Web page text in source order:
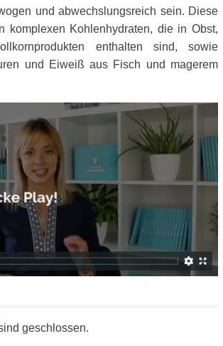
und abwechslungsreich sein. Diese
komplexen Kohlenhydraten, die in Obst,
enthalten sind, sowie
und Eiweiß aus Fisch und magerem
geschlossen.